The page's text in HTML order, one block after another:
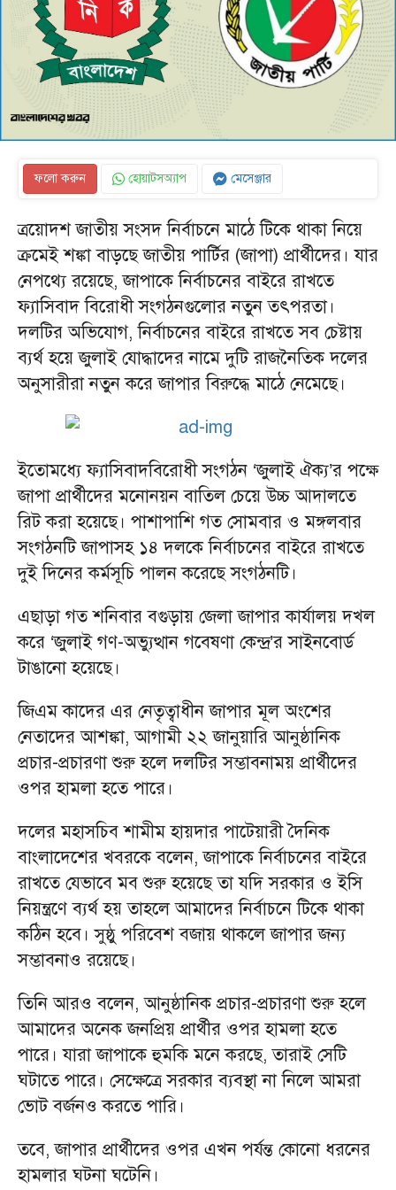
ফলো করুন হোয়াটসঅ্যাপ মেসেঞ্জার
ত্রয়োদশ জাতীয় সংসদ নির্বাচনে মাঠে টিকে থাকা নিয়ে
ক্রমেই শঙ্কা বাড়ছে জাতীয় পার্টির (জাপা) প্রার্থীদের। যার
নেপথ্যে রয়েছে, জাপাকে নির্বাচনের বাইরে রাখতে
ফ্যাসিবাদ বিরোধী সংগঠনগুলোর নতুন তৎপরতা।
দলটির অভিযোগ, নির্বাচনের বাইরে রাখতে সব চেষ্টায়
ব্যর্থ হয়ে জুলাই যোদ্ধাদের নামে দুটি রাজনৈতিক দলের
অনুসারীরা নতুন করে জাপার বিরুদ্ধে মাঠে নেমেছে।
ইতোমধ্যে ফ্যাসিবাদবিরোধী সংগঠন ‘জুলাই ঐক্য’র পক্ষে
জাপা প্রার্থীদের মনোনয়ন বাতিল চেয়ে উচ্চ আদালতে
রিট করা হয়েছে। পাশাপাশি গত সোমবার ও মঙ্গলবার
সংগঠনটি জাপাসহ ১৪ দলকে নির্বাচনের বাইরে রাখতে
দুই দিনের কর্মসূচি পালন করেছে সংগঠনটি।
এছাড়া গত শনিবার বগুড়ায় জেলা জাপার কার্যালয় দখল
করে ‘জুলাই গণ-অভ্যুত্থান গবেষণা কেন্দ্র’র সাইনবোর্ড
টাঙানো হয়েছে।
জিএম কাদের এর নেতৃত্বাধীন জাপার মূল অংশের
নেতাদের আশঙ্কা, আগামী ২২ জানুয়ারি আনুষ্ঠানিক
প্রচার-প্রচারণা শুরু হলে দলটির সম্ভাবনাময় প্রার্থীদের
ওপর হামলা হতে পারে।
দলের মহাসচিব শামীম হায়দার পাটেয়ারী দৈনিক
বাংলাদেশের খবরকে বলেন, জাপাকে নির্বাচনের বাইরে
রাখতে যেভাবে মব শুরু হয়েছে তা যদি সরকার ও ইসি
নিয়ন্ত্রণে ব্যর্থ হয় তাহলে আমাদের নির্বাচনে টিকে থাকা
কঠিন হবে। সুষ্ঠু পরিবেশ বজায় থাকলে জাপার জন্য
সম্ভাবনাও রয়েছে।
তিনি আরও বলেন, আনুষ্ঠানিক প্রচার-প্রচারণা শুরু হলে
আমাদের অনেক জনপ্রিয় প্রার্থীর ওপর হামলা হতে
পারে। যারা জাপাকে হুমকি মনে করছে, তারাই সেটি
ঘটাতে পারে। সেক্ষেত্রে সরকার ব্যবস্থা না নিলে আমরা
ভোট বর্জনও করতে পারি।
তবে, জাপার প্রার্থীদের ওপর এখন পর্যন্ত কোনো ধরনের
হামলার ঘটনা ঘটেনি।